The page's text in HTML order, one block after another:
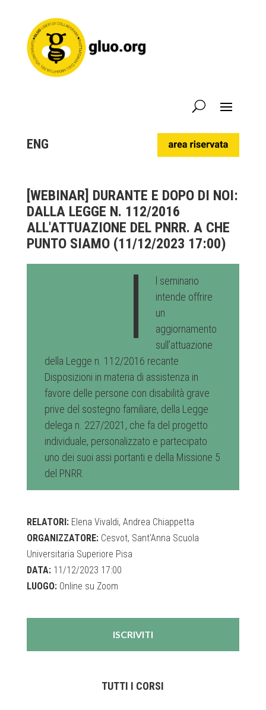
ENG
[WEBINAR] DURANTE E DOPO DI NOI:
DALLA LEGGE N. 112/2016
ALL'ATTUAZIONE DEL PNRR. A CHE
PUNTO SIAMO (11/12/2023 17:00)
I
l seminario
intende offrire
un
aggiornamento
sull’attuazione
della Legge n. 112/2016 recante
Disposizioni in materia di assistenza in
favore delle persone con disabilità grave
prive del sostegno familiare, della Legge
delega n. 227/2021, che fa del progetto
individuale, personalizzato e partecipato
uno dei suoi assi portanti e della Missione 5
del PNRR.
RELATORI:Elena Vivaldi, Andrea Chiappetta
ORGANIZZATORE:Cesvot, Sant'Anna Scuola
Universitaria Superiore Pisa
DATA:11/12/2023 17:00
LUOGO:Online su Zoom
ISCRIVITI
TUTTI I CORSI